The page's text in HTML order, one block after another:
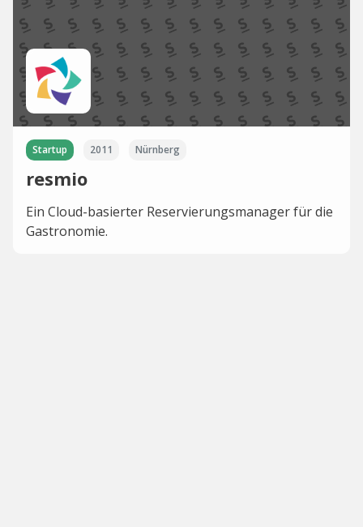
Startup 2011 Nürnberg
resmio
Ein Cloud-basierter Reservierungsmanager für die
Gastronomie.